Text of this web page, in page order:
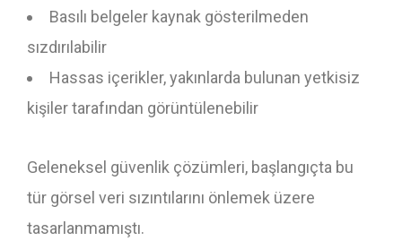
Basılı belgeler kaynak gösterilmeden
sızdırılabilir
Hassas içerikler, yakınlarda bulunan yetkisiz
kişiler tarafından görüntülenebilir
Geleneksel güvenlik çözümleri, başlangıçta bu
tür görsel veri sızıntılarını önlemek üzere
tasarlanmamıştı.